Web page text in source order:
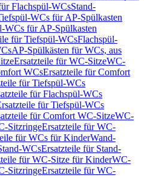
Flachspül-WCsStand-
WCs für AP-Spülkasten
WCs für AP-Spülkasten
für Tiefspül-WCsFlachspül-
AP-Spülkästen für WCs, aus
Ersatzteile für WC-SitzeWC-
WCsErsatzteile für Comfort
für Tiefspül-WCs
für Flachspül-WCs
für Tiefspül-WCs
für Comfort WC-SitzeWC-
SitzringeErsatzteile für WC-
für WCs für KinderWand-
WCsErsatzteile für Stand-
für WC-Sitze für KinderWC-
SitzringeErsatzteile für WC-